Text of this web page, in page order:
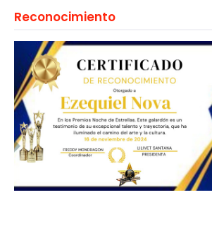
Reconocimiento